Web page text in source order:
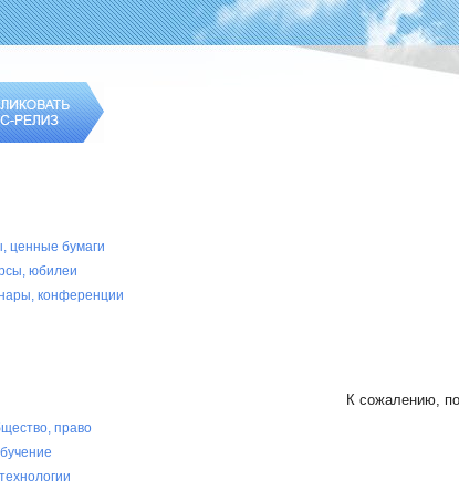
ценные бумаги
юбилеи
конференции
право
К сожалению,